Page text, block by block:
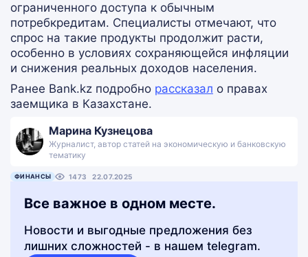
ограниченного доступа к обычным
потребкредитам. Специалисты отмечают, что
спрос на такие продукты продолжит расти,
особенно в условиях сохраняющейся инфляции
и снижения реальных доходов населения.
Ранее Bank.kz подробно рассказал о правах
заемщика в Казахстане.
Марина Кузнецова
Журналист, автор статей на экономическую и банковскую
тематику
ФИНАНСЫ 1473 22.07.2025
Все важное в одном месте.
Новости и выгодные предложения без
лишних сложностей - в нашем telegram.